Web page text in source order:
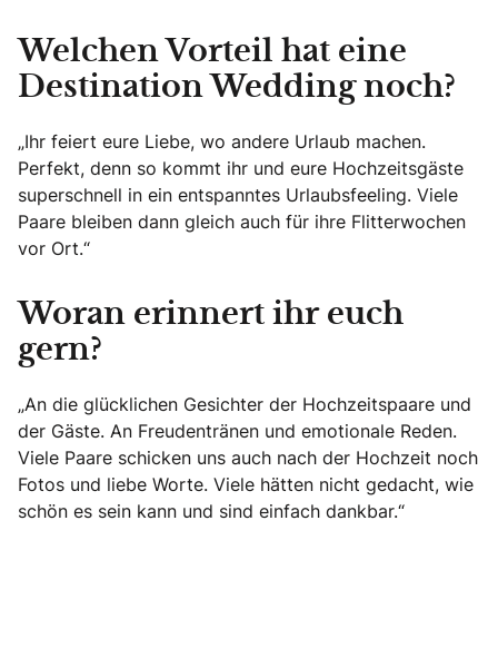
Welchen Vorteil hat eine
Destination Wedding noch?
„Ihr feiert eure Liebe, wo andere Urlaub machen.
Perfekt, denn so kommt ihr und eure Hochzeitsgäste
superschnell in ein entspanntes Urlaubsfeeling. Viele
Paare bleiben dann gleich auch für ihre Flitterwochen
vor Ort.“
Woran erinnert ihr euch
gern?
„An die glücklichen Gesichter der Hochzeitspaare und
der Gäste. An Freudentränen und emotionale Reden.
Viele Paare schicken uns auch nach der Hochzeit noch
Fotos und liebe Worte. Viele hätten nicht gedacht, wie
schön es sein kann und sind einfach dankbar.“